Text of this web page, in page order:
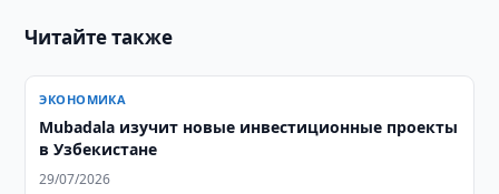
Читайте также
ЭКОНОМИКА
Mubadala изучит новые инвестиционные проекты
в Узбекистане
29/07/2026